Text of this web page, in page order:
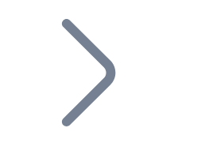
Bitcoin